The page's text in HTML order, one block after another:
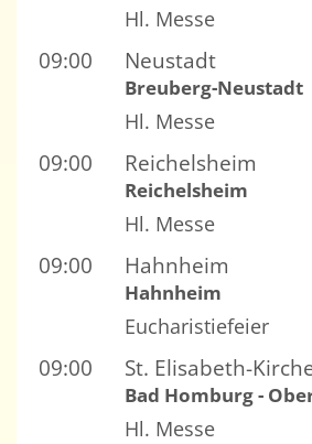
Hl. Messe
09:00 Neustadt
Breuberg-Neustadt
Hl. Messe
09:00 Reichelsheim
Reichelsheim
Hl. Messe
09:00 Hahnheim
Hahnheim
Eucharistiefeier
09:00 St. Elisabeth-
Bad Homburg -
Hl. Messe